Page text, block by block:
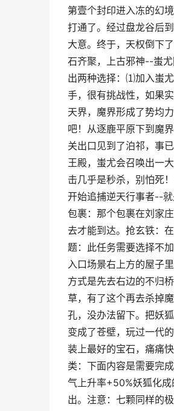
第壹个封印进入冻的幻
打通了。经过盘龙谷后
大意。终于，天权倒下
石齐聚，上古邪神--蚩
出两种选择：⑴加入蚩
手，很有挑战性，如果
天界，魔界形成了势均
吧！从逐鹿平原下到魔
关出口见到了泊祁，事
王殿，蚩尤会召唤出一
击几乎是秒杀，别怕死
开始追捕逆天行事者--
包裹：那个包裹在刘家
去才能到达。抢玄铁：
题：此任务需要选择不
入口场景右上方的屋子
方式是先去右边的不归
草，有了这个再去杀掉
孔，没办法留下。把妖
变成了苍壁，玩过一代
装上最好的宝石，痛痛
类：下面内容是需要完
气上升率+50%妖狐化
出。注意：七颗同样的